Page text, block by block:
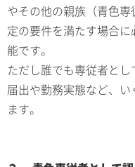
やその他の親族（青色
定の要件を満たす場合
能です。
ただし誰でも専従者と
届出や勤務実態など、
ます。